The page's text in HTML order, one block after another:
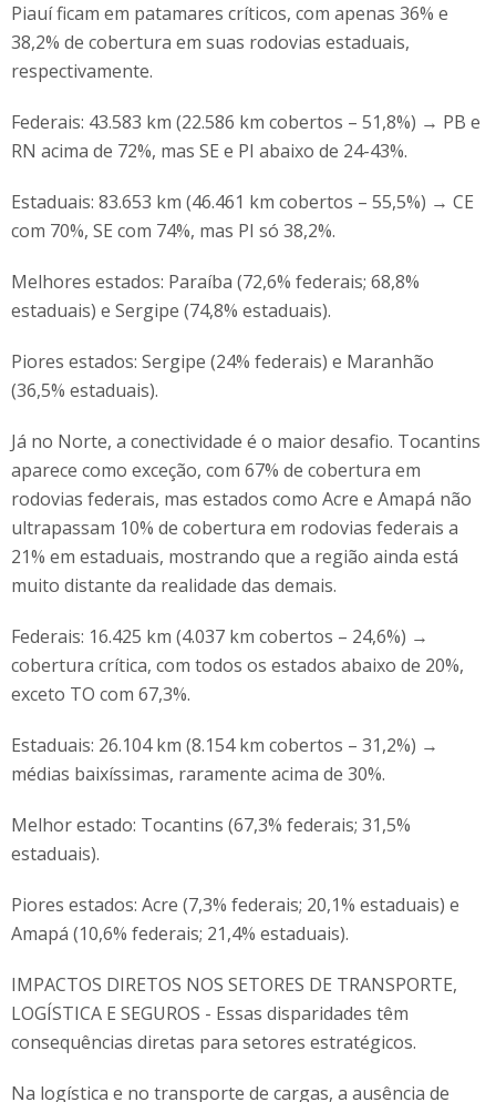
Piauí ficam em patamares críticos, com apenas 36% e
38,2% de cobertura em suas rodovias estaduais,
respectivamente.
Federais: 43.583 km (22.586 km cobertos – 51,8%) → PB e
RN acima de 72%, mas SE e PI abaixo de 24-43%.
Estaduais: 83.653 km (46.461 km cobertos – 55,5%) → CE
com 70%, SE com 74%, mas PI só 38,2%.
Melhores estados: Paraíba (72,6% federais; 68,8%
estaduais) e Sergipe (74,8% estaduais).
Piores estados: Sergipe (24% federais) e Maranhão
(36,5% estaduais).
Já no Norte, a conectividade é o maior desafio. Tocantins
aparece como exceção, com 67% de cobertura em
rodovias federais, mas estados como Acre e Amapá não
ultrapassam 10% de cobertura em rodovias federais a
21% em estaduais, mostrando que a região ainda está
muito distante da realidade das demais.
Federais: 16.425 km (4.037 km cobertos – 24,6%) →
cobertura crítica, com todos os estados abaixo de 20%,
exceto TO com 67,3%.
Estaduais: 26.104 km (8.154 km cobertos – 31,2%) →
médias baixíssimas, raramente acima de 30%.
Melhor estado: Tocantins (67,3% federais; 31,5%
estaduais).
Piores estados: Acre (7,3% federais; 20,1% estaduais) e
Amapá (10,6% federais; 21,4% estaduais).
IMPACTOS DIRETOS NOS SETORES DE TRANSPORTE,
LOGÍSTICA E SEGUROS - Essas disparidades têm
consequências diretas para setores estratégicos.
Na logística e no transporte de cargas, a ausência de